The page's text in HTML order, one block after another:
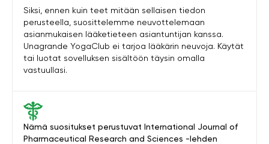
Nämä suositukset perustuvat International Journal of
Pharmaceutical Research and Sciences -lehden
Siksi, ennen kuin teet mitään sellaisen tiedon
perusteella, suosittelemme neuvottelemaan
asianmukaisen lääketieteen asiantuntijan kanssa.
Unagrande YogaClub ei tarjoa lääkärin neuvoja. Käytät
tai luotat sovelluksen sisältöön täysin omalla
vastuullasi.